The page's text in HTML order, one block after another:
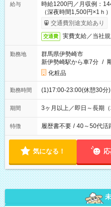
給与
時給1200円／月収例：
（深夜時間1,500円×1
別途支給
交通費別途支給あり
交通費 実費支給／当社規
勤務地
群馬県伊勢崎市
新伊勢崎駅から車7分 /
化粧品
勤務時間 (1)17:00-23:00(休憩30分)
期間 3ヶ月以上／即日～長期（
特徴 履歴書不要 / 40～50代活
気になる！